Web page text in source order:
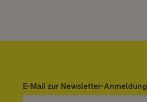
E-Mail zur Newsletter-Anmeldung